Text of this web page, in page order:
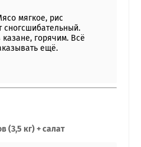
мягкое, рис
сногсшибательный.
горячим. Всё
ещё.
(3,5 кг) + салат